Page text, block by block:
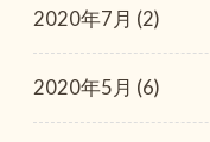
2020年7月 (2)
2020年5月 (6)